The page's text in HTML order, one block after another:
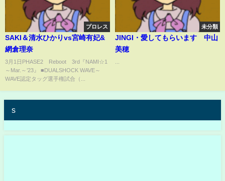
プロレス
SAKI＆清水ひかりvs宮崎有妃&
網倉理奈
3月1日PHASE2 Reboot 3rd『NAMI☆1
～Mar.～’23』 ■DUALSHOCK WAVE～
WAVE認定タッグ選手権試合（...
未分類
JINGI・愛してもらいます 中山
美穂
s